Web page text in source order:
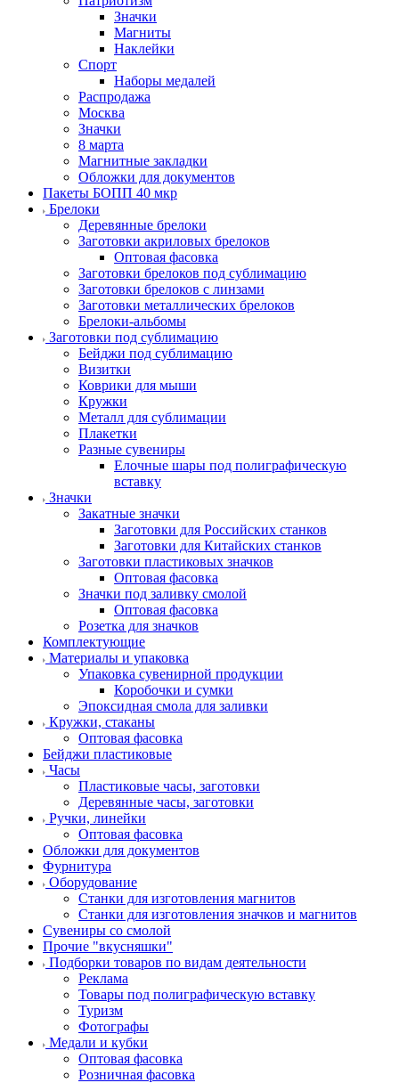
Значки
Магниты
Наклейки
Спорт
Наборы медалей
Распродажа
Москва
Значки
8 марта
Магнитные закладки
Обложки для документов
Пакеты БОПП 40 мкр
Брелоки
Деревянные брелоки
Заготовки акриловых брелоков
Оптовая фасовка
Заготовки брелоков под сублимацию
Заготовки брелоков с линзами
Заготовки металлических брелоков
Брелоки-альбомы
Заготовки под сублимацию
Бейджи под сублимацию
Визитки
Коврики для мыши
Кружки
Металл для сублимации
Плакетки
Разные сувениры
Елочные шары под полиграфическую
вставку
Значки
Закатные значки
Заготовки для Российских станков
Заготовки для Китайских станков
Заготовки пластиковых значков
Оптовая фасовка
Значки под заливку смолой
Оптовая фасовка
Розетка для значков
Комплектующие
Материалы и упаковка
Упаковка сувенирной продукции
Коробочки и сумки
Эпоксидная смола для заливки
Кружки, стаканы
Оптовая фасовка
Бейджи пластиковые
Часы
Пластиковые часы, заготовки
Деревянные часы, заготовки
Ручки, линейки
Оптовая фасовка
Обложки для документов
Фурнитура
Оборудование
Станки для изготовления магнитов
Станки для изготовления значков и магнитов
Сувениры со смолой
Прочие "вкусняшки"
Подборки товаров по видам деятельности
Реклама
Товары под полиграфическую вставку
Туризм
Фотографы
Медали и кубки
Оптовая фасовка
Розничная фасовка